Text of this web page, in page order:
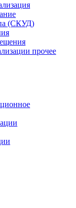
(СКУД)
прочее